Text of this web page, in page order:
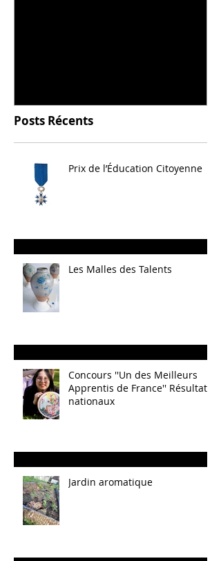
Posts Récents
Prix de l’Éducation Citoyenne
Les Malles des Talents
Concours ''Un des Meilleurs
Apprentis de France'' Résultats
nationaux
Jardin aromatique